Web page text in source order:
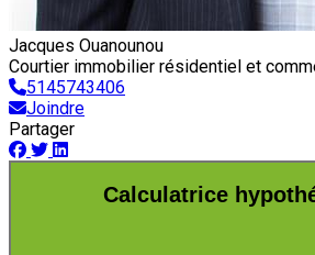
Jacques Ouanounou
Courtier immobilier résidentiel et
5145743406
Joindre
Partager
Calculatrice